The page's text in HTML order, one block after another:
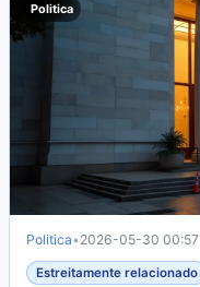
Politica
Politica• 2026-05-30 00:57
Estreitamente relacionado